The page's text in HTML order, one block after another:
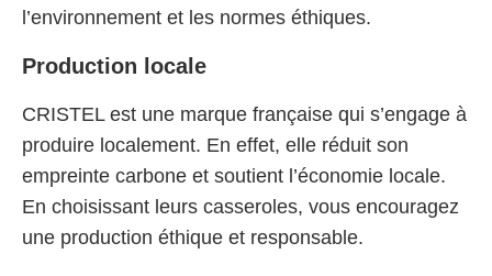
l’environnement et les normes éthiques.
Production locale
CRISTEL est une marque française qui s’engage à
produire localement. En effet, elle réduit son
empreinte carbone et soutient l’économie locale.
En choisissant leurs casseroles, vous encouragez
une production éthique et responsable.